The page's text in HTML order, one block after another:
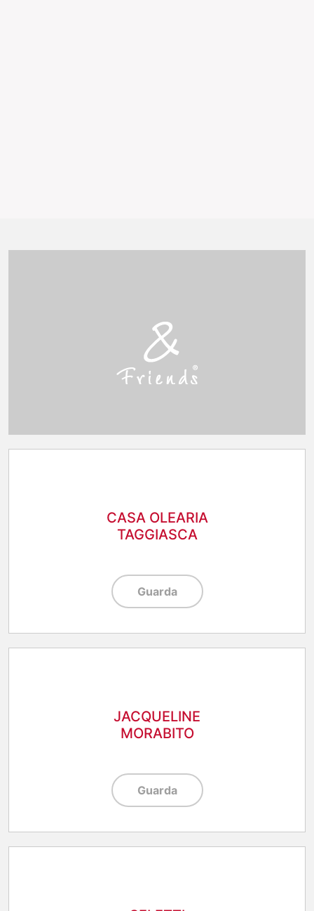
CASA OLEARIA
TAGGIASCA
Guarda
JACQUELINE
MORABITO
Guarda